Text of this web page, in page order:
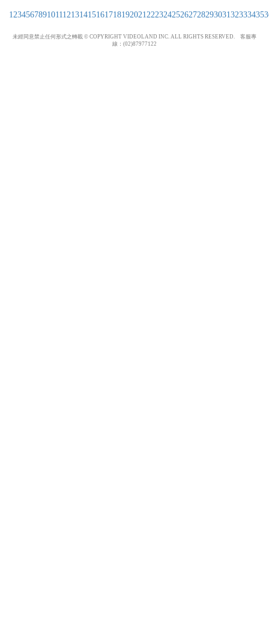
1234567891011121314151617181920212223242526272829303132333435
未經同意禁止任何形式之轉載 © COPYRIGHT VIDEOLAND INC. ALL RIGHTS RESERVED. 客服專
線：(02)87977122